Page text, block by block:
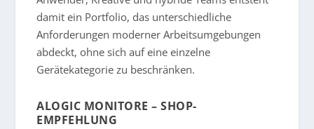
damit ein Portfolio, das unterschiedliche
Anforderungen moderner Arbeitsumgebungen
abdeckt, ohne sich auf eine einzelne
Gerätekategorie zu beschränken.
ALOGIC MONITORE – SHOP-
EMPFEHLUNG